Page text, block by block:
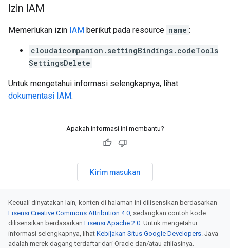
Izin IAM
Memerlukan izin IAM berikut pada resource name :
cloudaicompanion.settingBindings.codeTools
SettingsDelete
Untuk mengetahui informasi selengkapnya, lihat
dokumentasi IAM.
Apakah informasi ini membantu?
Kirim masukan
Kecuali dinyatakan lain, konten di halaman ini dilisensikan berdasarkan
Lisensi Creative Commons Attribution 4.0, sedangkan contoh kode
dilisensikan berdasarkan Lisensi Apache 2.0. Untuk mengetahui
informasi selengkapnya, lihat Kebijakan Situs Google Developers. Java
adalah merek dagang terdaftar dari Oracle dan/atau afiliasinya.